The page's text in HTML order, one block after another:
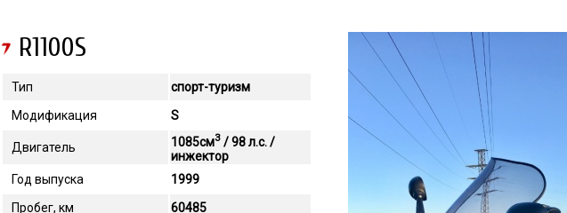
R1100S
Тип
спорт-туризм
Модификация
S
Двигатель 1085см3 / 98 л.с. /
инжектор
Год выпуска
1999
Пробег, км
60485